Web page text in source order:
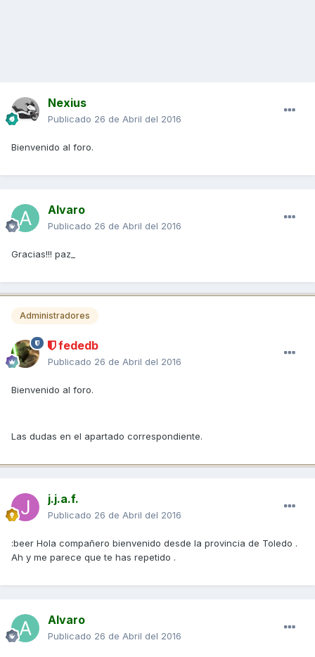
Nexius
Publicado 26 de Abril del 2016
Bienvenido al foro.
Alvaro
Publicado 26 de Abril del 2016
Gracias!!! paz_
Administradores
fededb
Publicado 26 de Abril del 2016
Bienvenido al foro.
Las dudas en el apartado correspondiente.
j.j.a.f.
Publicado 26 de Abril del 2016
:beer Hola compañero bienvenido desde la provincia de Toledo .
Ah y me parece que te has repetido .
Alvaro
Publicado 26 de Abril del 2016